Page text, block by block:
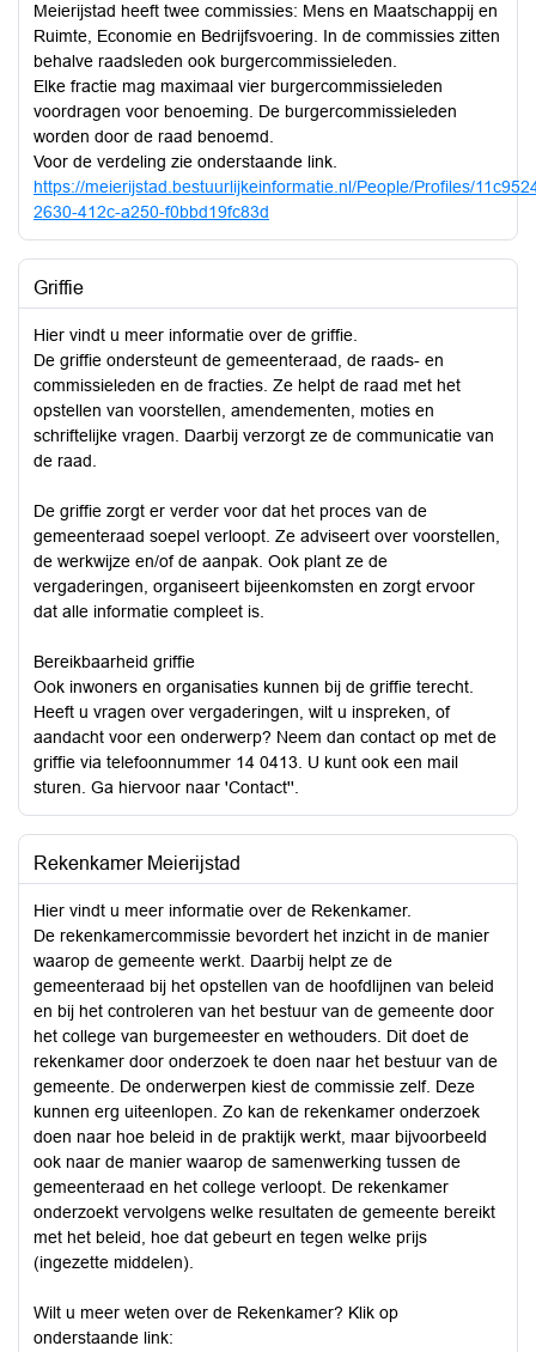
Meierijstad heeft twee commissies: Mens en Maatschappij en
Ruimte, Economie en Bedrijfsvoering. In de commissies zitten
behalve raadsleden ook burgercommissieleden.
Elke fractie mag maximaal vier burgercommissieleden
voordragen voor benoeming. De burgercommissieleden
worden door de raad benoemd.
Voor de verdeling zie onderstaande link.
https://meierijstad.bestuurlijkeinformatie.nl/People/Profiles/
2630-412c-a250-f0bbd19fc83d
Griffie
Hier vindt u meer informatie over de griffie.
De griffie ondersteunt de gemeenteraad, de raads- en
commissieleden en de fracties. Ze helpt de raad met het
opstellen van voorstellen, amendementen, moties en
schriftelijke vragen. Daarbij verzorgt ze de communicatie van
de raad.
De griffie zorgt er verder voor dat het proces van de
gemeenteraad soepel verloopt. Ze adviseert over voorstellen,
de werkwijze en/of de aanpak. Ook plant ze de
vergaderingen, organiseert bijeenkomsten en zorgt ervoor
dat alle informatie compleet is.
Bereikbaarheid griffie
Ook inwoners en organisaties kunnen bij de griffie terecht.
Heeft u vragen over vergaderingen, wilt u inspreken, of
aandacht voor een onderwerp? Neem dan contact op met de
griffie via telefoonnummer 14 0413. U kunt ook een mail
sturen. Ga hiervoor naar 'Contact''.
Rekenkamer Meierijstad
Hier vindt u meer informatie over de Rekenkamer.
De rekenkamercommissie bevordert het inzicht in de manier
waarop de gemeente werkt. Daarbij helpt ze de
gemeenteraad bij het opstellen van de hoofdlijnen van beleid
en bij het controleren van het bestuur van de gemeente door
het college van burgemeester en wethouders. Dit doet de
rekenkamer door onderzoek te doen naar het bestuur van de
gemeente. De onderwerpen kiest de commissie zelf. Deze
kunnen erg uiteenlopen. Zo kan de rekenkamer onderzoek
doen naar hoe beleid in de praktijk werkt, maar bijvoorbeeld
ook naar de manier waarop de samenwerking tussen de
gemeenteraad en het college verloopt. De rekenkamer
onderzoekt vervolgens welke resultaten de gemeente bereikt
met het beleid, hoe dat gebeurt en tegen welke prijs
(ingezette middelen).
Wilt u meer weten over de Rekenkamer? Klik op
onderstaande link: